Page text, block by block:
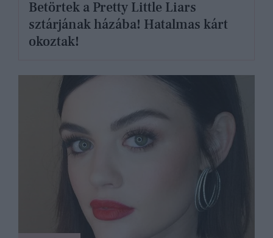
Betörtek a Pretty Little Liars
sztárjának házába! Hatalmas kárt
okoztak!